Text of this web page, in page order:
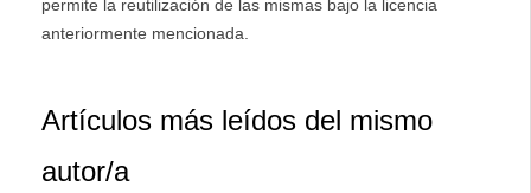
permite la reutilización de las mismas bajo la licencia
anteriormente mencionada.
Artículos más leídos del mismo
autor/a